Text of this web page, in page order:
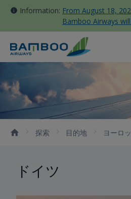
Information: From August 18,
Bamboo Airways
move all domestic
Tan Son Nhat
ドイツ - Bamboo
探索 目的地 ヨーロ
ドイツ